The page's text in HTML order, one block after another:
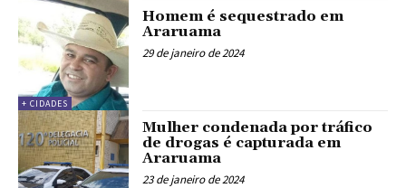
+ CIDADES
Homem é sequestrado em
Araruama
29 de janeiro de 2024
Mulher condenada por tráfico
de drogas é capturada em
Araruama
23 de janeiro de 2024